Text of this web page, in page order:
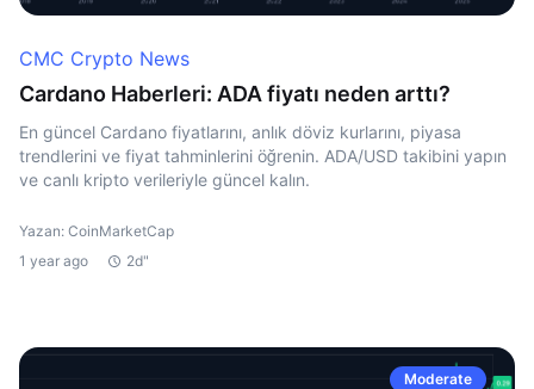
CMC Crypto News
Cardano Haberleri: ADA fiyatı neden arttı?
En güncel Cardano fiyatlarını, anlık döviz kurlarını, piyasa
trendlerini ve fiyat tahminlerini öğrenin. ADA/USD takibini yapın
ve canlı kripto verileriyle güncel kalın.
Yazan: CoinMarketCap
1 year ago
2d"
Moderate